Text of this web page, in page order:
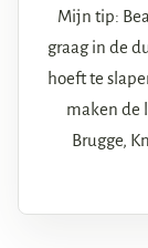
Mijn tip:
graag in de
hoeft te
maken de
Brugge,